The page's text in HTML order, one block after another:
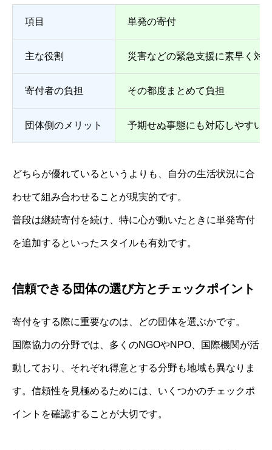
項目 単発の寄付
主な役割 災害などの緊急支援に素早く対
寄付者の負担 その都度まとめて負担
団体側のメリット 予期せぬ事態にも対応しやすい
どちらが優れているというよりも、自分の生活状況に合
わせて組み合わせることが現実的です。
普段は継続寄付を続け、特に心が動いたときに単発寄付
を追加するといったスタイルも有効です。
信頼できる団体の選び方とチェックポイント
寄付をする際に重要なのは、どの団体を選ぶかです。
国際協力の分野では、多くのNGOやNPO、国際機関が活
動しており、それぞれ得意とする分野も地域も異なりま
す。信頼性を見極めるためには、いくつかのチェックポ
イントを確認することが大切です。